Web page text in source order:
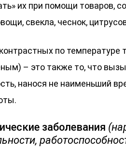
их при помощи товаров,
свекла, чеснок,
по температуре
– это также то, что
нанося не наименьший
заболевания